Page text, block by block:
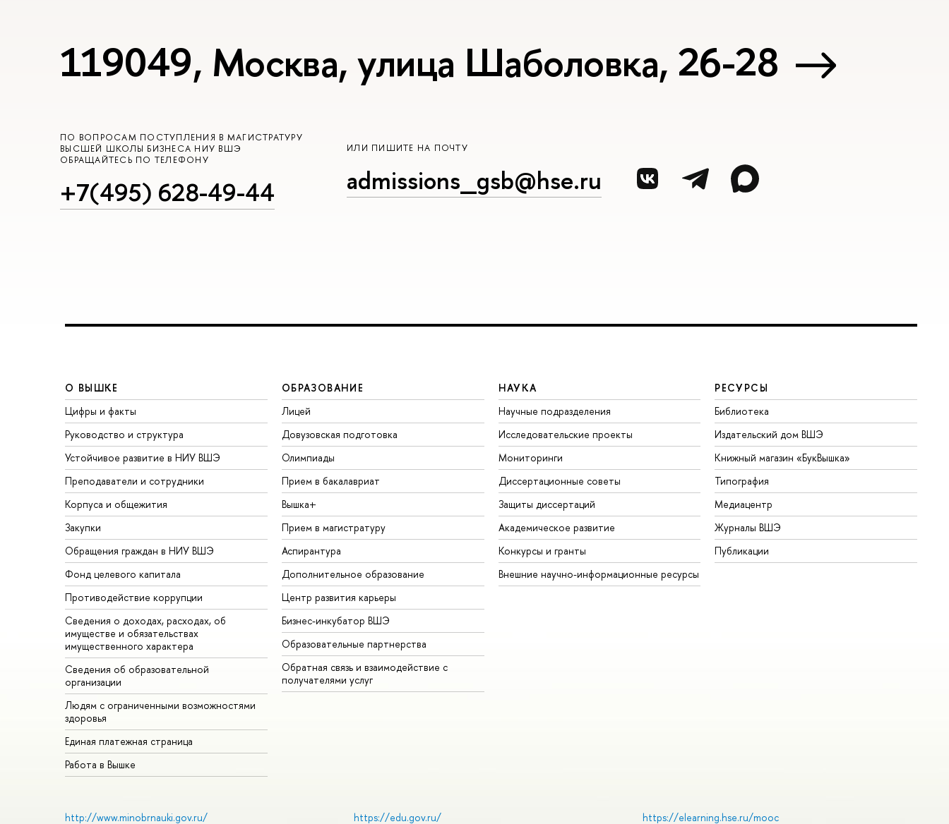
119049, Москва, улица Шаболовка, 26-28
ПО ВОПРОСАМ ПОСТУПЛЕНИЯ В МАГИСТРАТУРУ
ЫСШЕЙ ШКОЛЫ БИЗНЕСА НИУ ВШЭ
ОБРАЩАЙТЕСЬ ПО ТЕЛЕФОНУ
+7(495) 628-49-44
ИЛИ ПИШИТЕ НА ПОЧТУ
admissions_gsb@hse.ru
О ВЫШКЕ
Цифры и факты
Руководство и структура
Устойчивое развитие в НИУ ВШЭ
Преподаватели и сотрудники
Корпуса и общежития
Закупки
Обращения граждан в НИУ ВШЭ
Фонд целевого капитала
Противодействие коррупции
Сведения о доходах, расходах, о
имуществе и обязательствах
имущественного характера
Сведения об образовательной
организации
Людям с ограниченными возможностями
здоровья
Единая платежная страница
Работа в Вышке
ОБРАЗОВАНИЕ
Лицей
Довузовская подготовка
Олимпиады
Прием в бакалавриат
ышка+
Прием в магистратуру
Аспирантура
Дополнительное образование
Центр развития карьеры
Бизнес-инкубатор ВШЭ
Образовательные партнерства
Обратная связь и взаимодействие с
получателями услу
НАУКА
Научные подразделения
Исследовательские проекты
Мониторинги
Диссертационные советы
Защиты диссертаций
Академическое развитие
Конкурсы и гранты
нешние научно-информационные ресурсы
РЕСУРСЫ
Библиотека
Издательский дом ВШЭ
Книжный магазин «БукВышка»
Типография
Медиацентр
Журналы ВШЭ
Публикации
http://www.minobrnauki.gov.ru/
https://edu.gov.ru/
https://elearning.hse.ru/mooc